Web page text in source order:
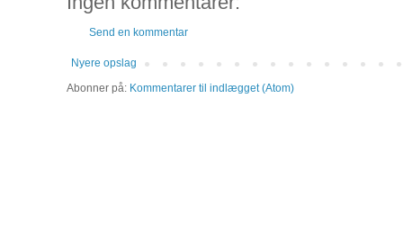
Send en kommentar
Nyere opslag
Abonner på: Kommentarer til indlægget (Atom)